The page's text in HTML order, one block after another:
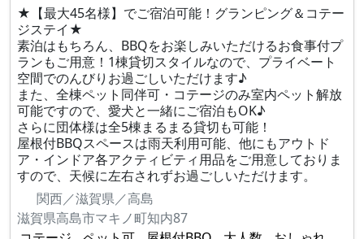
★【最大45名様】でご宿泊可能！グランピング＆コテー
ジステイ★
素泊はもちろん、BBQをお楽しみいただけるお食事付プ
ランもご用意！1棟貸切スタイルなので、プライベート
空間でのんびりお過ごしいただけます♪
また、全棟ペット同伴可・コテージのみ室内ペット解放
可能ですので、愛犬と一緒にご宿泊もOK♪
さらに団体様は全5棟まるまる貸切も可能！
屋根付BBQスペースは雨天利用可能、他にもアウトド
ア・インドア各アクティビティ用品をご用意しておりま
すので、天候に左右されずお過ごしいただけます。
関西／滋賀県／高島
滋賀県高島市マキノ町知内87